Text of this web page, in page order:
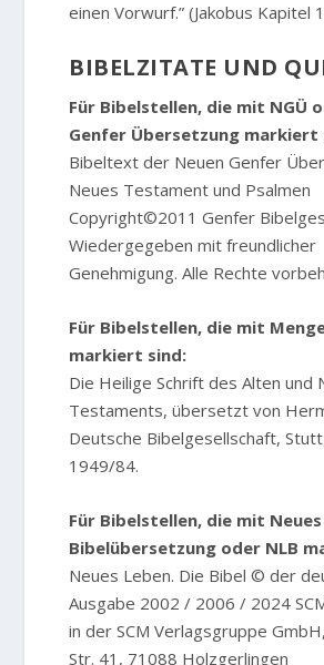
einen Vorwurf.” (Jakobus Kapitel
BIBELZITATE UND
Für Bibelstellen, die mit NGÜ
Genfer Übersetzung markiert
Bibeltext der Neuen Genfer
Neues Testament und Psalmen
Copyright©2011 Genfer
Wiedergegeben mit freundlicher
Genehmigung. Alle Rechte
Für Bibelstellen, die mit
markiert sind:
Die Heilige Schrift des Alten und
Testaments, übersetzt von
Deutsche Bibelgesellschaft,
1949/84.
Für Bibelstellen, die mit
Bibelübersetzung oder NLB
Neues Leben. Die Bibel © der
Ausgabe 2002 / 2006 / 2024
in der SCM Verlagsgruppe
Str. 41, 71088 Holzgerlingen